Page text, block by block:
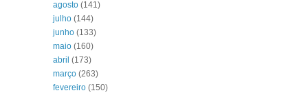
agosto (141)
julho (144)
junho (133)
maio (160)
abril (173)
março (263)
fevereiro (150)